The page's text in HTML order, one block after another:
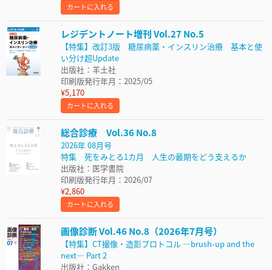
カートに入れる
レジデントノート増刊 Vol.27 No.5
【特集】改訂3版 糖尿病薬・インスリン治療 基本と使
い分け超Update
出版社：羊土社
印刷版発行年月：2025/05
¥5,170
カートに入れる
総合診療 Vol.36 No.8
2026年 08月号
特集 死をみとる1カ月 人生の最期をどう支えるか
出版社：医学書院
印刷版発行年月：2026/07
¥2,860
カートに入れる
画像診断 Vol.46 No.8（2026年7月号）
【特集】CT撮像・造影プロトコル ―brush-up and the
next― Part 2
出版社：Gakken